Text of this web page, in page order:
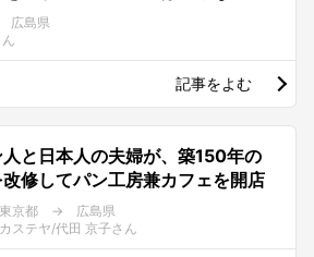
島県
記事をよむ
と日本人の夫婦が、築150年の
修してパン工房兼カフェを開店
東京都 → 広島県
ステヤ/代田 京子さん